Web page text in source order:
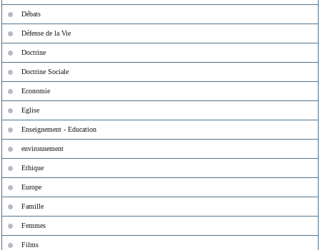
Débats
Défense de la Vie
Doctrine
Doctrine Sociale
Economie
Eglise
Enseignement - Education
environnement
Ethique
Europe
Famille
Femmes
Films